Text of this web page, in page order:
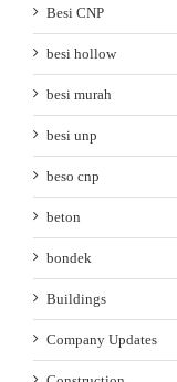
Besi CNP
besi hollow
besi murah
besi unp
beso cnp
beton
bondek
Buildings
Company Updates